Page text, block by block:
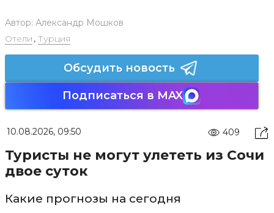
Автор: Александр Мошков
Отели , Турция
Обсудить новость
Подписаться в MAX
10.08.2026, 09:50 409
Туристы не могут улететь из Сочи
двое суток
Какие прогнозы на сегодня